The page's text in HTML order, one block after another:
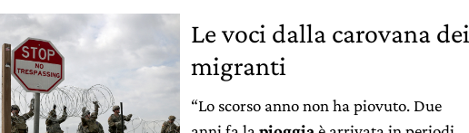
Le voci dalla carovana dei
migranti
“Lo scorso anno non ha piovuto. Due